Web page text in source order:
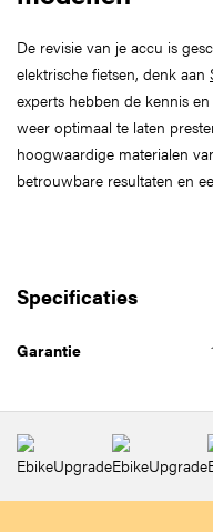
De revisie van je accu is
elektrische fietsen, denk aan
experts hebben de kennis
weer optimaal te laten
hoogwaardige materialen
betrouwbare resultaten en
Specificaties
Garantie